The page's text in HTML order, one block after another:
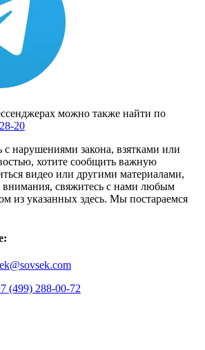
можно также найти по
20
нарушениями закона, взятками или
хотите сообщить важную
видео или другими материалами,
свяжитесь с нами любым
из указанных здесь. Мы постараемся
(499) 288-00-72